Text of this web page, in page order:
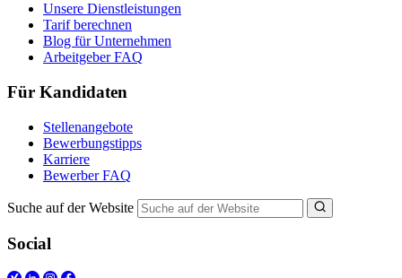
Unsere Dienstleistungen
Tarif berechnen
Blog für Unternehmen
Arbeitgeber FAQ
Für Kandidaten
Stellenangebote
Bewerbungstipps
Karriere
Bewerber FAQ
Suche auf der Website
Social